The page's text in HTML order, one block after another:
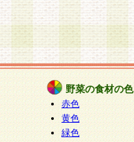
野菜の食材の色
赤色
黄色
緑色